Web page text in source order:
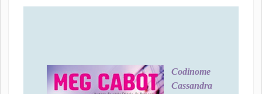
Codinome
Cassandra